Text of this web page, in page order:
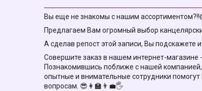
Вы еще не знакомы с нашим
Предлагаем Вам огромный выбор
А сделав репост этой записи, Вы подскажете
Совершите заказ в нашем интернет-магазине
Познакомившись поближе с нашей
опытные и внимательные сотрудники
вопросам. 😎👩‍🏫👨‍💼🖐️